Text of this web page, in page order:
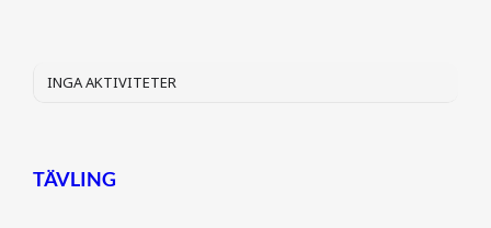
INGA AKTIVITETER
TÄVLING